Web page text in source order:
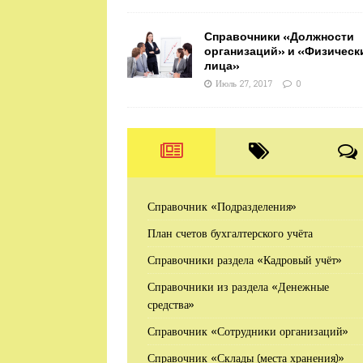
Справочники «Должности
организаций» и
лица»
Июль 27, 2017 0
Справочник «Подразделения»
План счетов бухгалтерского учёта
Справочники раздела «Кадровый учёт»
Справочники из раздела «Денежные
средства»
Справочник «Сотрудники организаций»
Справочник «Склады (места хранения)»